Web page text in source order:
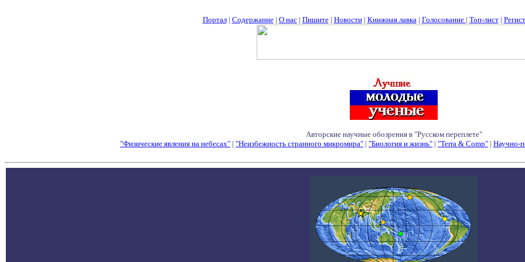
Портал| Содержание| О нас| Пишите| Новости| Книжная лавка| Голосование | Топ-лист|
Авторские научные обозрения в "Русском переплете"
"Физические явления на небесах" | "Неизбежность странного микромира" | "Биология и жизнь" | "Terra & Comp" | Научно-